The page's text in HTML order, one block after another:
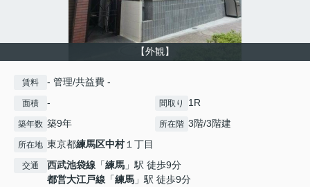
【外観】
賃料 - 管理/共益費 -
面積 - 間取り 1R
築年数 築9年 所在階 3階/3階建
所在地 東京都練馬区中村１丁目
交通 西武池袋線 「練馬 」駅 徒歩9分
都営大江戸線 「練馬 」駅 徒歩9分